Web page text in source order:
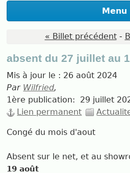
Menu
« Billet précédent -
absent du 27 juillet au
Mis à jour le : 26 août 2024
Par Wilfried,
1ère publication: 29 juillet
Lien permanent
Congé du mois d'aout
Absent sur le net, et au
19 août